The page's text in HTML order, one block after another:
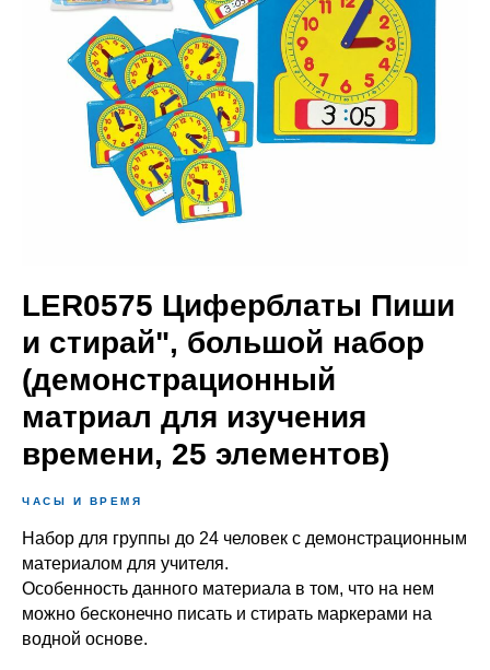
LER0575 Циферблаты Пиши
и стирай", большой набор
(демонстрационный
матриал для изучения
времени, 25 элементов)
ЧАСЫ И ВРЕМЯ
Набор для группы до 24 человек с демонстрационным
материалом для учителя.
Особенность данного материала в том, что на нем
можно бесконечно писать и стирать маркерами на
водной основе.